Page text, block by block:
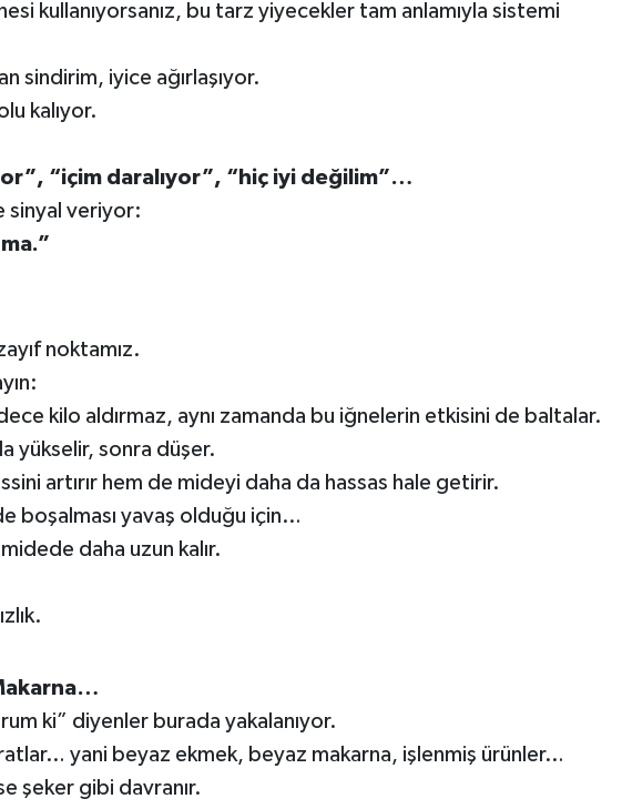
kullanıyorsanız, bu tarz yiyecekler tam anlamıyla sistemi
sindirim, iyice ağırlaşıyor.
kalıyor.
“içim daralıyor”, “hiç iyi değilim”…
sinyal veriyor:
noktamız.
kilo aldırmaz, aynı zamanda bu iğnelerin etkisini de baltalar.
yükselir, sonra düşer.
artırır hem de mideyi daha da hassas hale getirir.
boşalması yavaş olduğu için…
daha uzun kalır.
ki” diyenler burada yakalanıyor.
yani beyaz ekmek, beyaz makarna, işlenmiş ürünler…
şeker gibi davranır.